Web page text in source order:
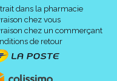
340104332236
préciser :
dans la pharmacie
chez vous
chez un commerçant
de retour